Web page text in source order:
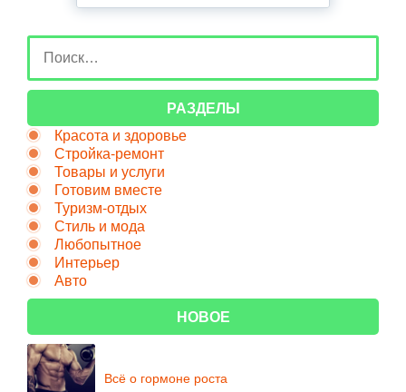
РАЗДЕЛЫ
Красота и здоровье
Стройка-ремонт
Товары и услуги
Готовим вместе
Туризм-отдых
Стиль и мода
Любопытное
Интерьер
Авто
НОВОЕ
Всё о гормоне роста